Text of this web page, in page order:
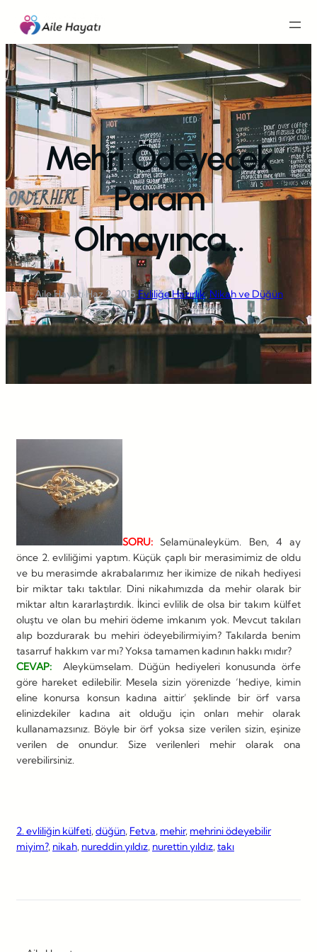
İçeriğe
geç
Mehri Ödeyecek
Param
Olmayınca…
Aile Hayatı·Haz 2, 2015·Evliliğe Hazırlık, Nikah ve Düğün
SORU:Selamünaleyküm. Ben, 4 ay
önce 2. evliliğimi yaptım. Küçük çaplı bir merasimimiz de oldu
ve bu merasimde akrabalarımız her ikimize de nikah hediyesi
bir miktar takı taktılar. Dini nikahımızda da mehir olarak bir
miktar altın kararlaştırdık. İkinci evlilik de olsa bir takım külfet
oluştu ve olan bu mehiri ödeme imkanım yok. Mevcut takıları
alıp bozdurarak bu mehiri ödeyebilirmiyim? Takılarda benim
tasarruf hakkım var mı? Yoksa tamamen kadının hakkı mıdır?
CEVAP: Aleykümselam. Düğün hediyeleri konusunda örfe
göre hareket edilebilir. Mesela sizin yörenizde ‘hediye, kimin
eline konursa konsun kadına aittir’ şeklinde bir örf varsa
elinizdekiler kadına ait olduğu için onları mehir olarak
kullanamazsınız. Böyle bir örf yoksa size verilen sizin, eşinize
verilen de onundur. Size verilenleri mehir olarak ona
verebilirsiniz.
2. evliliğin külfeti, düğün, Fetva, mehir, mehrini ödeyebilir
miyim?, nikah, nureddin yıldız, nurettin yıldız, takı